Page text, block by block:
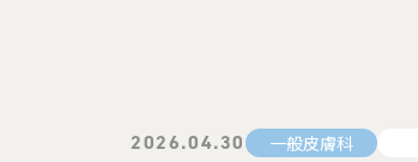
2026.04.30 一般皮膚科